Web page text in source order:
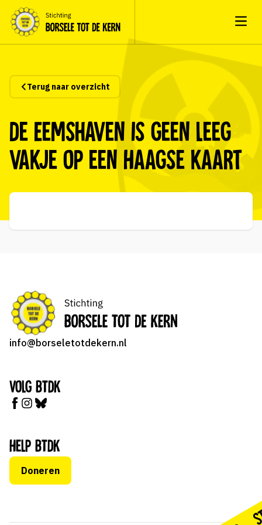
Terug naar overzicht
De Eemshaven is geen leeg
vakje op een Haagse kaart
info@borseletotdekern.nl
Volg BTDK
Help BTDK
Doneren